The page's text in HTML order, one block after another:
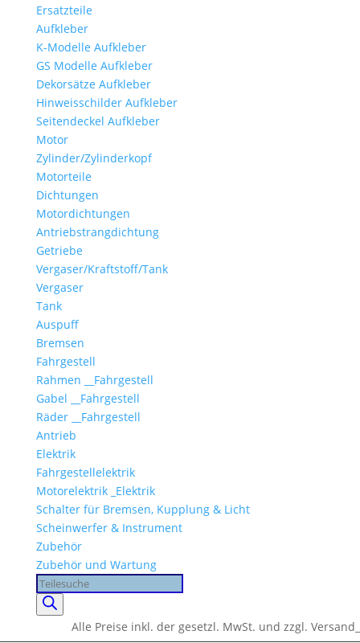
Ersatzteile
Aufkleber
K-Modelle Aufkleber
GS Modelle Aufkleber
Dekorsätze Aufkleber
Hinweisschilder Aufkleber
Seitendeckel Aufkleber
Motor
Zylinder/Zylinderkopf
Motorteile
Dichtungen
Motordichtungen
Antriebstrangdichtung
Getriebe
Vergaser/Kraftstoff/Tank
Vergaser
Tank
Auspuff
Bremsen
Fahrgestell
Rahmen __Fahrgestell
Gabel __Fahrgestell
Räder __Fahrgestell
Antrieb
Elektrik
Fahrgestellelektrik
Motorelektrik _Elektrik
Schalter für Bremsen, Kupplung & Licht
Scheinwerfer & Instrument
Zubehör
Zubehör und Wartung
Products
search
Alle Preise inkl. der gesetzl. MwSt. und zzgl. Versand_